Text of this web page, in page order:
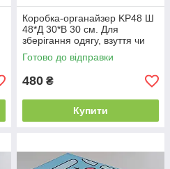
Коробка-органайзер KP48 Ш
48*Д 30*В 30 см. Для
зберігання одягу, взуття чи
невеликих предметів
Готово до відправки
480 ₴
Купити